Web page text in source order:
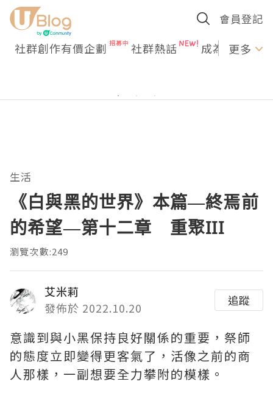
會員登記
社群創作有價企劃 社群熱話 成為U更多
生活
《白與黑的世界》本篇—終焉前
的希望—第十二章 重聚III
瀏覽次數:249
艾米莉
發佈於 2022.10.20
追蹤
意識到與小黑保持良好關係的重要，祭師
的態度立即變得更客氣了，活像之前的商
人那樣，一副想要全力攀附的模樣。